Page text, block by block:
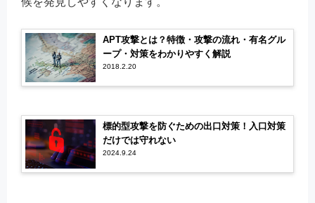
APT攻撃とは？特徴・攻撃の流れ・有名グル
ープ・対策をわかりやすく解説
2018.2.20
標的型攻撃を防ぐための出口対策！入口対策
だけでは守れない
2024.9.24